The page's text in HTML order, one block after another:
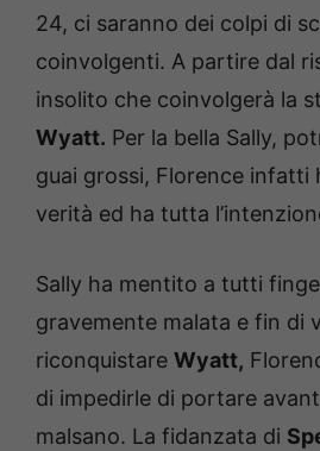
24, ci saranno dei colpi di
coinvolgenti. A partire dal
insolito che coinvolgerà la
Wyatt. Per la bella Sally,
guai grossi, Florence infatti
verità ed ha tutta
Sally ha mentito a tutti
gravemente malata e fin di
riconquistare Wyatt,
di impedirle di portare
malsano. La fidanzata di